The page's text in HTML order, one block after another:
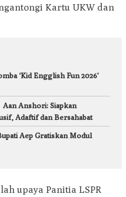
Kartu UKW dan
‘Kid Engglish Fun 2026’
Anshori: Siapkan
Adaftif dan Bersahabat
Aep Gratiskan Modul
upaya Panitia LSPR